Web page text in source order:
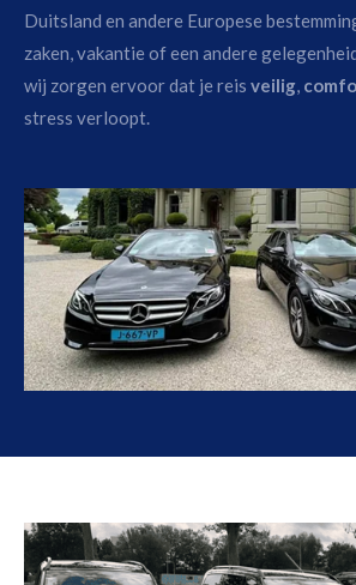
Duitsland en andere Europese
zaken, vakantie of een andere
wij zorgen ervoor dat je reis veilig,
stress verloopt.